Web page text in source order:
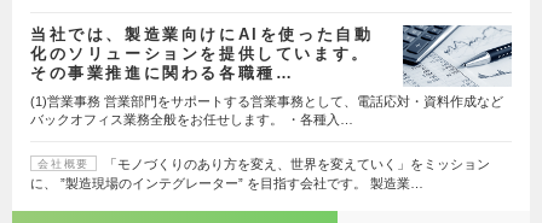
当社では、製造業向けにAIを使った自動
化のソリューションを提供しています。
その事業推進に関わる各職種…
(1)営業事務 営業部門をサポートする営業事務として、電話応対・資料作成など
バックオフィス業務全般をお任せします。 ・各種入…
会社概要
「モノづくりのあり方を変え、世界を変えていく」をミッション
に、 ”製造現場のインテグレーター” を目指す会社です。 製造業…